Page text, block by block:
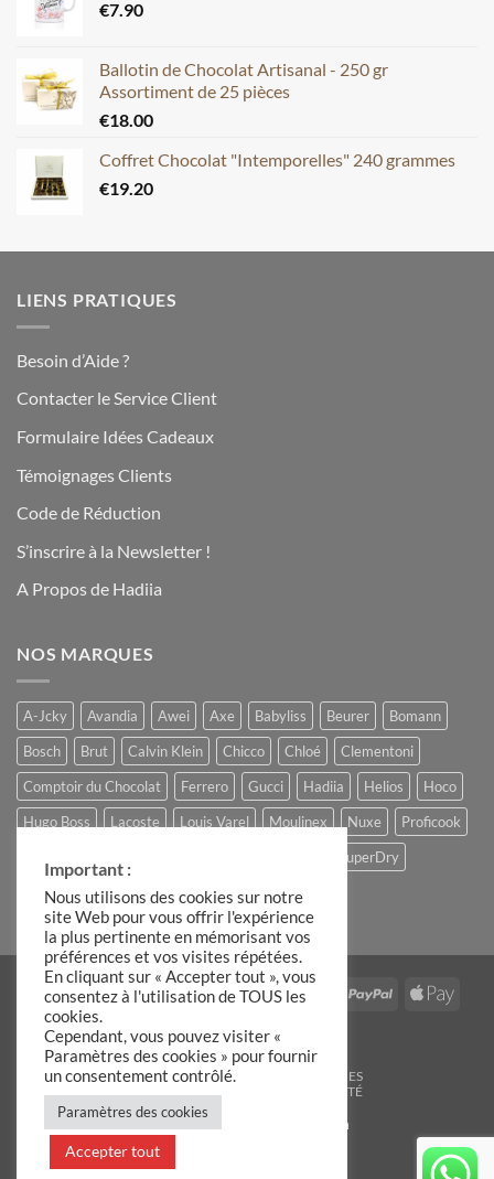
€7.90
Ballotin de Chocolat Artisanal - 250 gr
Assortiment de 25 pièces
€18.00
Coffret Chocolat "Intemporelles" 240 grammes
€19.20
LIENS PRATIQUES
Besoin d’Aide ?
Contacter le Service Client
Formulaire Idées Cadeaux
Témoignages Clients
Code de Réduction
S’inscrire à la Newsletter !
A Propos de Hadiia
NOS MARQUES
A-Jcky Avandia Awei Axe Babyliss Beurer
Bomann
Bosch
Brut Calvin Klein Chicco Chloé
Clementoni
Comptoir du Chocolat
Ferrero Gucci Hadiia Helios
Hoco
Hugo Boss
Lacoste Louis Varel Moulinex Nuxe
Proficook
SuperDry
The Candle Factory
Ulric de Varens
Visa MasterCardStripe IDeal
AmericanPayPal
Apple
Google
Pay
BLOG C.G.V
MENTIONS LÉGALES
POLITIQUE DE CONFIDENTIALITÉ
Copyright 2026 © Hadiia.com
Important :
Nous utilisons des cookies sur notre
site Web pour vous offrir l'expérience
la plus pertinente en mémorisant vos
préférences et vos visites répétées.
En cliquant sur « Accepter tout », vous
consentez à l'utilisation de TOUS les
cookies.
Cependant, vous pouvez visiter «
Paramètres des cookies » pour fournir
un consentement contrôlé.
Paramètres des cookies
Accepter tout